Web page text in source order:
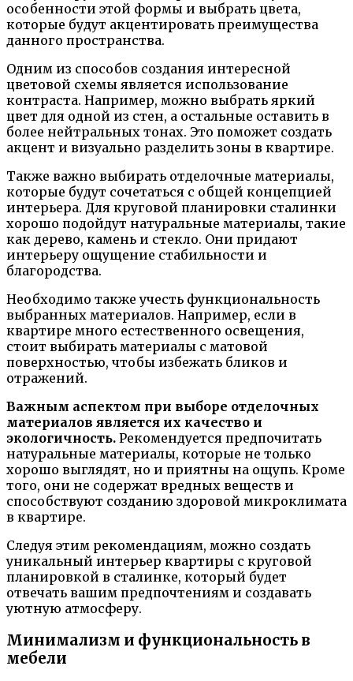
особенности этой формы и выбрать цвета,
которые будут акцентировать преимущества
данного пространства.
Одним из способов создания интересной
цветовой схемы является использование
контраста. Например, можно выбрать яркий
цвет для одной из стен, а остальные оставить в
более нейтральных тонах. Это поможет создать
акцент и визуально разделить зоны в квартире.
Также важно выбирать отделочные материалы,
которые будут сочетаться с общей концепцией
интерьера. Для круговой планировки сталинки
хорошо подойдут натуральные материалы, такие
как дерево, камень и стекло. Они придают
интерьеру ощущение стабильности и
благородства.
Необходимо также учесть функциональность
выбранных материалов. Например, если в
квартире много естественного освещения,
стоит выбирать материалы с матовой
поверхностью, чтобы избежать бликов и
отражений.
Важным аспектом при выборе отделочных
материалов является их качество и
экологичность. Рекомендуется предпочитать
натуральные материалы, которые не только
хорошо выглядят, но и приятны на ощупь. Кроме
того, они не содержат вредных веществ и
способствуют созданию здоровой микроклимата
в квартире.
Следуя этим рекомендациям, можно создать
уникальный интерьер квартиры с круговой
планировкой в сталинке, который будет
отвечать вашим предпочтениям и создавать
уютную атмосферу.
Минимализм и функциональность в
мебели